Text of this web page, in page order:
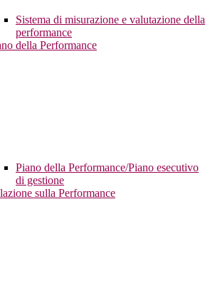
Sistema di misurazione e valutazione della
performance
della Performance
Piano della Performance/Piano esecutivo
di gestione
sulla Performance